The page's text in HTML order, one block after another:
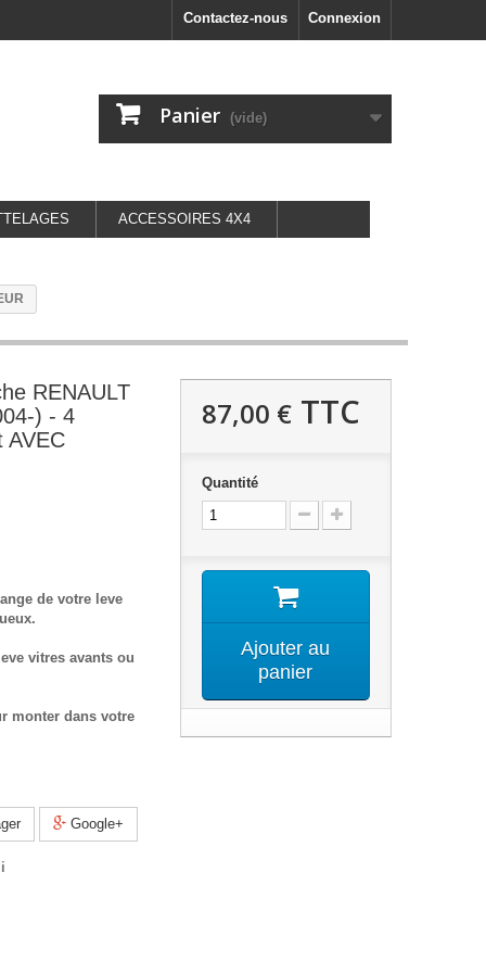
Connexion
Contactez-nous
Panier (vide)
ACCESSOIRES 4X4
RENAULT
) - 4
AVEC
de votre leve
vitres avants ou
monter dans votre
Google+
87,00 €TTC
Quantité
Ajouter au
panier